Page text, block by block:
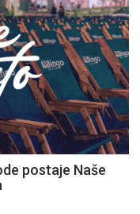
postaje Naše